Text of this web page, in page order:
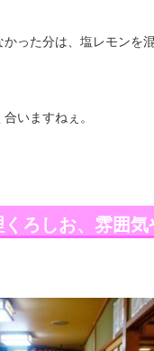
った分は、塩レモンを
いますねぇ。
ろしお、雰囲気